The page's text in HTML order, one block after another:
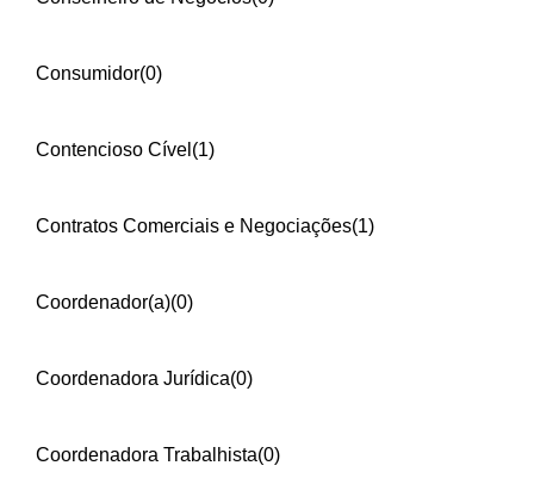
Consumidor(0)
Contencioso Cível (1)
Contratos Comerciais e Negociações(1)
Coordenador(a)(0)
Coordenadora Jurídica(0)
Coordenadora Trabalhista(0)